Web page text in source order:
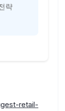
략
retail-